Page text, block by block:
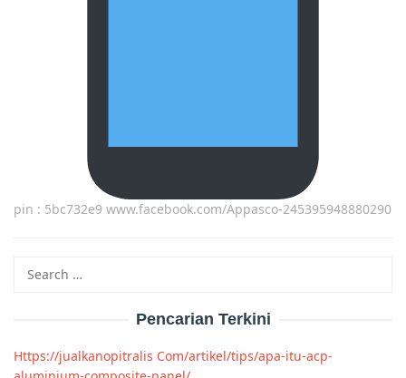
pin : 5bc732e9 www.facebook.com/Appasco-245395948880290
Pencarian Terkini
Https://jualkanopitralis Com/artikel/tips/apa-itu-acp-